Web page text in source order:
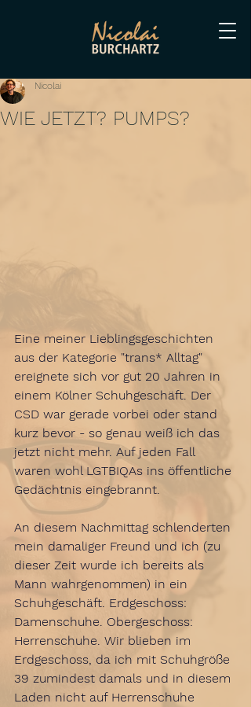
WIE JETZT? PUMPS?
Nicolai
Eine meiner Lieblingsgeschichten
aus der Kategorie "trans* Alltag"
ereignete sich vor gut 20 Jahren in
einem Kölner Schuhgeschäft. Der
CSD war gerade vorbei oder stand
kurz bevor - so genau weiß ich das
jetzt nicht mehr. Auf jeden Fall
waren wohl LGTBIQAs ins öffentliche
Gedächtnis eingebrannt.
An diesem Nachmittag schlenderten
mein damaliger Freund und ich (zu
dieser Zeit wurde ich bereits als
Mann wahrgenommen) in ein
Schuhgeschäft. Erdgeschoss:
Damenschuhe. Obergeschoss:
Herrenschuhe. Wir blieben im
Erdgeschoss, da ich mit Schuhgröße
39 zumindest damals und in diesem
Laden nicht auf Herrenschuhe